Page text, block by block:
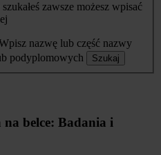
zawsze możesz wpisać
nazwę lub część nazwy
podyplomowych
Szukaj
belce: Badania i